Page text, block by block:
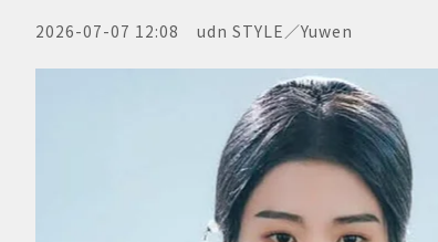
2026-07-07 12:08 udn STYLE／Yuwen